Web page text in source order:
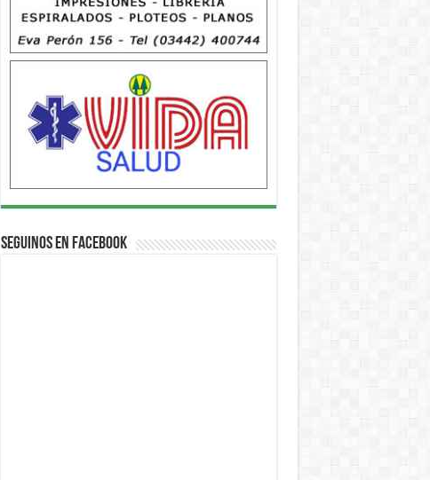
Seguinos en Facebook